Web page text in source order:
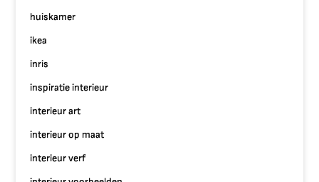
huiskamer
ikea
inris
inspiratie interieur
interieur art
interieur op maat
interieur verf